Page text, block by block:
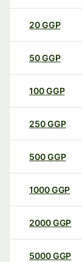
20GGP
50GGP
100GGP
250GGP
500GGP
1000GGP
2000GGP
5000GGP